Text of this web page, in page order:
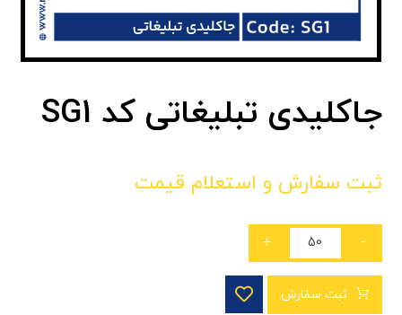
جاکلیدی تبلیغاتی کد SG1
ثبت سفارش و استعلام قیمت
-
+
ثبت سفارش